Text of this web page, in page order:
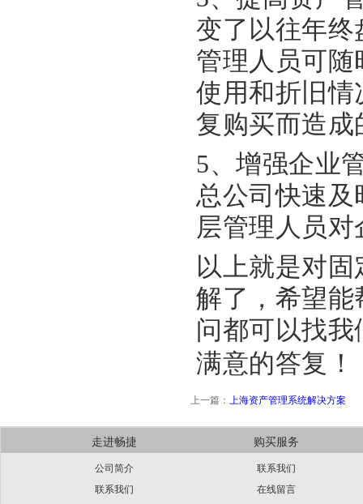
变了以往年
管理人员可
使用和折旧
复购买而造
5、增强企业
总公司快速
层管理人员
以上就是对
解了，希望
问都可以找我
满意的答复！
上一篇： 上海资产管理系统解决方案
走进畅捷
公司简介
联系我们
购买服务
联系我们
在线留言